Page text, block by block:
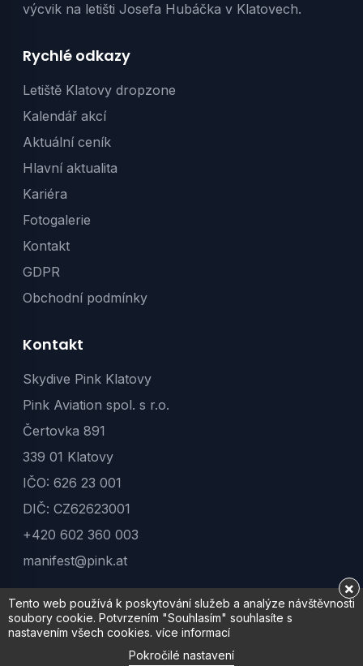
výcvik na letišti Josefa Hubáčka v Klatovech.
Rychlé odkazy
Letiště Klatovy dropzone
Kalendář akcí
Aktuální ceník
Hlavní aktualita
Kariéra
Fotogalerie
Kontakt
GDPR
Obchodní podmínky
Kontakt
Skydive Pink Klatovy
Pink Aviation spol. s r.o.
Čertovka 891
339 01 Klatovy
IČO: 626 23 001
DIČ: CZ62623001
+420 602 360 003
manifest@pink.at
© 2026 PinkSkyvan | Klatovy. Všechna práva vyhrazena.
Tento web používá k poskytování služeb a analýze návštěvnosti
soubory cookie. Potvrzením "Souhlasím" souhlasíte s
nastavením všech cookies. více informací
Pokročilé nastavení
×